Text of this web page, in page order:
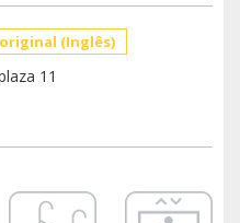
(Inglês)
11